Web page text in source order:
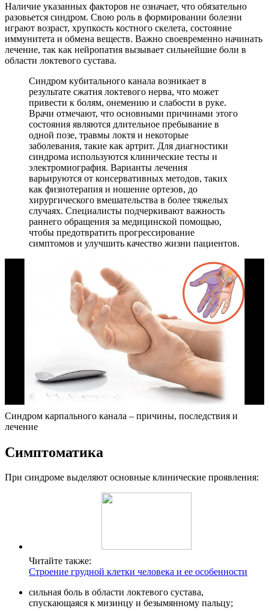
Наличие указанных факторов не означает, что обязательно
разовьется синдром. Свою роль в формировании болезни
играют возраст, хрупкость костного скелета, состояние
иммунитета и обмена веществ. Важно своевременно начинать
лечение, так как нейропатия вызывает сильнейшие боли в
области локтевого сустава.
Синдром кубитального канала возникает в
результате сжатия локтевого нерва, что может
привести к болям, онемению и слабости в руке.
Врачи отмечают, что основными причинами этого
состояния являются длительное пребывание в
одной позе, травмы локтя и некоторые
заболевания, такие как артрит. Для диагностики
синдрома используются клинические тесты и
электромиография. Варианты лечения
варьируются от консервативных методов, таких
как физиотерапия и ношение ортезов, до
хирургического вмешательства в более тяжелых
случаях. Специалисты подчеркивают важность
раннего обращения за медицинской помощью,
чтобы предотвратить прогрессирование
симптомов и улучшить качество жизни пациентов.
Синдром карпального канала – причины, последствия и
лечение
Симптоматика
При синдроме выделяют основные клинические проявления:
Читайте также:
Строение грудной клетки человека и ее особенности
сильная боль в области локтевого сустава,
спускающаяся к мизинцу и безымянному пальцу;